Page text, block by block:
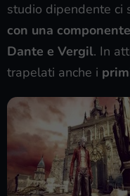
studio dipendente ci
con una
Dante e Vergil. In
trapelati anche i